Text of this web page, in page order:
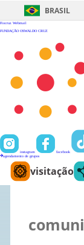
BRASIL
Fiocruz Webmail
FUNDAÇÃO OSWALDO CRUZ
instagram facebook
agendamento de grupos
visitação